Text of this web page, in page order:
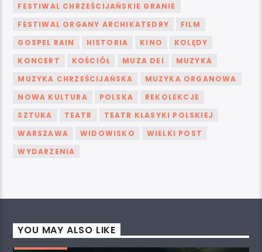
FESTIWAL CHRZEŚCIJAŃSKIE GRANIE
FESTIWAL ORGANY ARCHIKATEDRY
FILM
GOSPEL RAIN
HISTORIA KINO
KOLĘDY
KONCERT
KOŚCIÓŁ MUZA DEI
MUZYKA
MUZYKA CHRZEŚCIJAŃSKA
MUZYKA ORGANOWA
NOWA KULTURA
POLSKA
REKOLEKCJE
SZTUKA
TEATR
TEATR KLASYKI POLSKIEJ
WARSZAWA
WIDOWISKO
WIELKI POST
WYDARZENIA
YOU MAY ALSO LIKE